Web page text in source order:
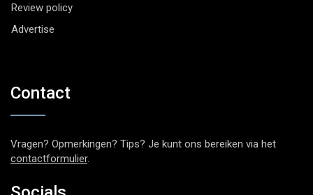
Review policy
Advertise
Contact
Vragen? Opmerkingen? Tips? Je kunt ons bereiken via het
contactformulier.